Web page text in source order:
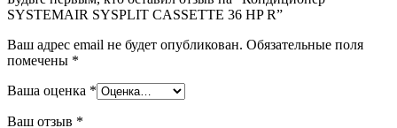
SYSTEMAIR SYSPLIT CASSETTE 36 HP R”
Ваш адрес email не будет опубликован. Обязательные поля
помечены *
Ваша оценка *
Ваш отзыв *